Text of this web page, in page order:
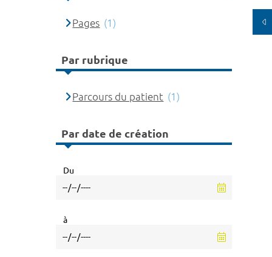
Pages (1)
Par rubrique
Parcours du patient (1)
Par date de création
Du
à